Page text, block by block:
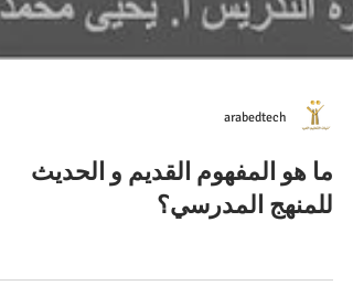
arabedtech
ما هو المفهوم القديم و الحديث